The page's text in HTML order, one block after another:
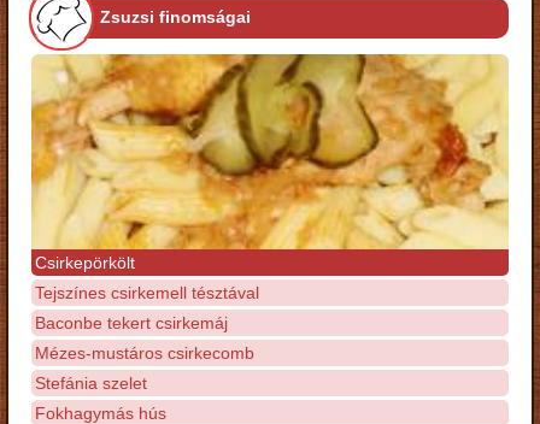
Zsuzsi finomságai
Csirkepörkölt
Tejszínes csirkemell tésztával
Baconbe tekert csirkemáj
Mézes-mustáros csirkecomb
Stefánia szelet
Fokhagymás hús